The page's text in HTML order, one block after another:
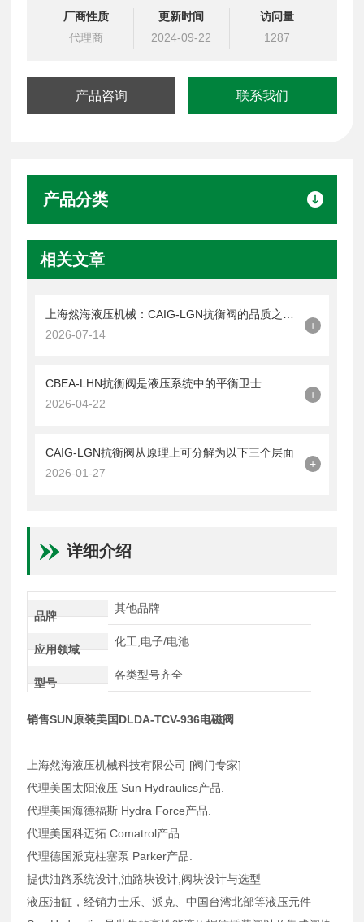
提供油路系统设计,油路块设计,阀块设计与选型
液压油缸，经销力士乐、派克、中国台湾北部等液压元件
厂商性质
代理商
更新时间
2024-09-22
访问量
1287
产品咨询 联系我们
产品分类
相关文章
2026-07-14
+
CBEA-LHN抗衡阀是液压系统中的平衡卫士
2026-04-22
+
CAIG-LGN抗衡阀从原理上可分解为以下三个层面
2026-01-27
+
详细介绍
品牌
其他品牌
应用领域
化工,电子/电池
型号
各类型号齐全
销售SUN原装美国DLDA-TCV-936电磁阀
上海然海液压机械科技有限公司 [阀门专家]
代理美国太阳液压 Sun Hydraulics产品.
代理美国海德福斯 Hydra Force产品.
代理美国科迈拓 Comatrol产品.
代理德国派克柱塞泵 Parker产品.
提供油路系统设计,油路块设计,阀块设计与选型
液压油缸，经销力士乐、派克、中国台湾北部等液压元件